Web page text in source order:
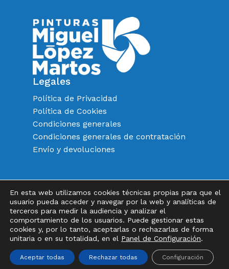
Subtotal: 0,00
Ver Carrito Finalizar Compra
Legales
Política de Privacidad
Política de Cookies
Condiciones generales
Condiciones generales de contratación
Envío y devoluciones
Instagram FaceBook Twitter
En esta web utilizamos cookies técnicas propias para que el
usuario pueda acceder y navegar por la web y analíticas de
terceros para medir la audiencia y analizar el
comportamiento de los usuarios. Puede gestionar estas
cookies y, por lo tanto, aceptarlas o rechazarlas de forma
unitaria o en su totalidad, en el Panel de Configuración.
Aceptar todas Rechazar todas Configuración